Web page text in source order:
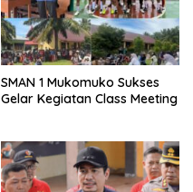
SMAN 1 Mukomuko Sukses
Gelar Kegiatan Class Meeting